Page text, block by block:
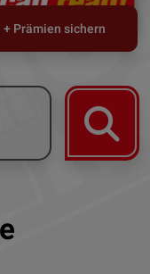
Prämien sichern